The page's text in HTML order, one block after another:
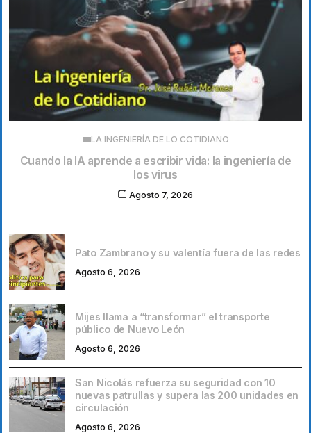
LA INGENIERÍA DE LO COTIDIANO
Cuando la IA aprende a escribir vida: la ingeniería de
los virus
Agosto 7, 2026
Pato Zambrano y su valentía fuera de las redes
Agosto 6, 2026
Mijes llama a “transformar” el transporte
público de Nuevo León
Agosto 6, 2026
San Nicolás refuerza su seguridad con 10
nuevas patrullas y supera las 200 unidades en
circulación
Agosto 6, 2026